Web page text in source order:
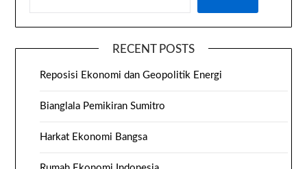
RECENT POSTS
Reposisi Ekonomi dan Geopolitik Energi
Bianglala Pemikiran Sumitro
Harkat Ekonomi Bangsa